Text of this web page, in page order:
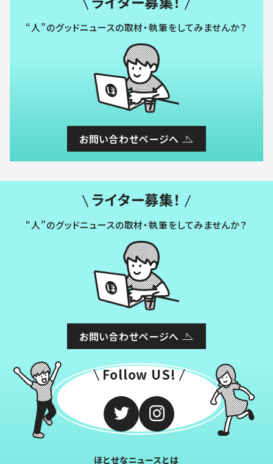
“人”のグッドニュースの取材・執筆をしてみませんか？
お問い合わせページへ
ライター募集！
“人”のグッドニュースの取材・執筆をしてみませんか？
お問い合わせページへ
Follow US!
ほとせなニュースとは